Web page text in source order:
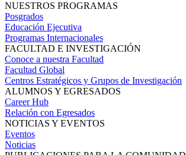
NUESTROS PROGRAMAS
Posgrados
Educación Ejecutiva
Programas Internacionales
FACULTAD E INVESTIGACIÓN
Conoce a nuestra Facultad
Facultad Global
Centros Estratégicos y Grupos de Investigación
ALUMNOS Y EGRESADOS
Career Hub
Relación con Egresados
NOTICIAS Y EVENTOS
Eventos
Noticias